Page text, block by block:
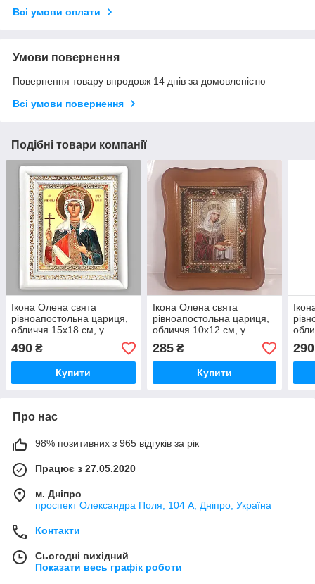
Всі умови оплати
Умови повернення
Повернення товару впродовж 14 днів за домовленістю
Всі умови повернення
Подібні товари компанії
Ікона Олена свята
рівноапостольна цариця,
обличчя 15х18 см, у
білому дерев'яному кіоті
490 ₴
Купити
Ікона Олена свята
рівноапостольна цариця,
обличчя 10х12 см, у
світлому дерев'яному кіоті
з камінням
285₴
Купити
290
Про нас
98% позитивних з 965 відгуків за рік
Працює з 27.05.2020
м. Дніпро
проспект Олександра Поля, 104 А, Дніпро, Україна
Контакти
Сьогодні вихідний
Показати весь графік роботи